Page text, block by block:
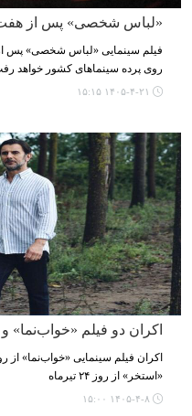
«لباس شخصی» پس از
فیلم سینمایی «لباس شخصی» پس
روی پرده سینماهای کشور خواهد
اکران دو فیلم «خواب‌نما»
«استخر» از روز ۲۴ تیرماه